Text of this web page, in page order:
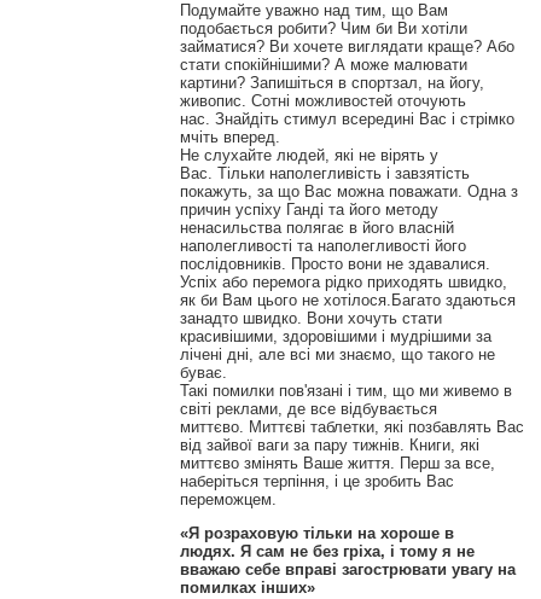
Подумайте уважно над тим, що Вам
подобається робити? Чим би Ви хотіли
займатися? Ви хочете виглядати краще? Або
стати спокійнішими? А може малювати
картини? Запишіться в спортзал, на йогу,
живопис. Сотні можливостей оточують
нас. Знайдіть стимул всередині Вас і стрімко
мчіть вперед.
Не слухайте людей, які не вірять у
Вас. Тільки наполегливість і завзятість
покажуть, за що Вас можна поважати. Одна з
причин успіху Ганді та його методу
ненасильства полягає в його власній
наполегливості та наполегливості його
послідовників. Просто вони не здавалися.
Успіх або перемога рідко приходять швидко,
як би Вам цього не хотілося. Багато здаються
занадто швидко. Вони хочуть стати
красивішими, здоровішими і мудрішими за
лічені дні, але всі ми знаємо, що такого не
буває.
Такі помилки пов'язані і тим, що ми живемо в
світі реклами, де все відбувається
миттєво. Миттєві таблетки, які позбавлять Вас
від зайвої ваги за пару тижнів. Книги, які
миттєво змінять Ваше життя. Перш за все,
наберіться терпіння, і це зробить Вас
переможцем.
«Я розраховую тільки на хороше в
людях. Я сам не без гріха, і тому я не
вважаю себе вправі загострювати увагу на
помилках інших»